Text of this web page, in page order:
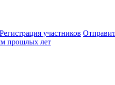
Регистрация участников
прошлых лет